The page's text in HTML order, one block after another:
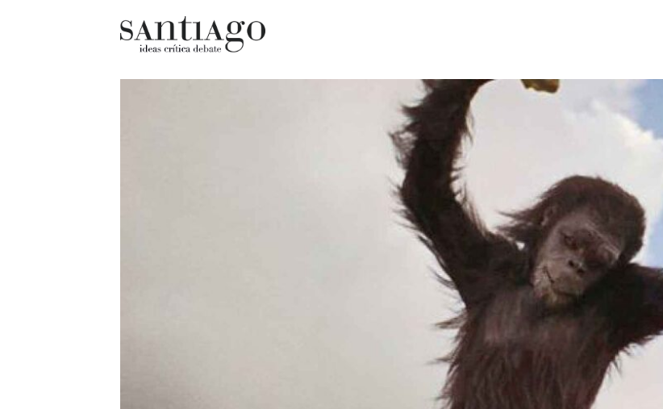
Diccionario portátil de la literatura
Historia material de los libros
Literatura
Medioambiente
Narrativas visuales
Pensamiento
Pensamiento ilustrado
Personaje
Personajes secundarios